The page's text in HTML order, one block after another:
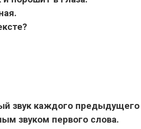
звук каждого
звуком первого слова.